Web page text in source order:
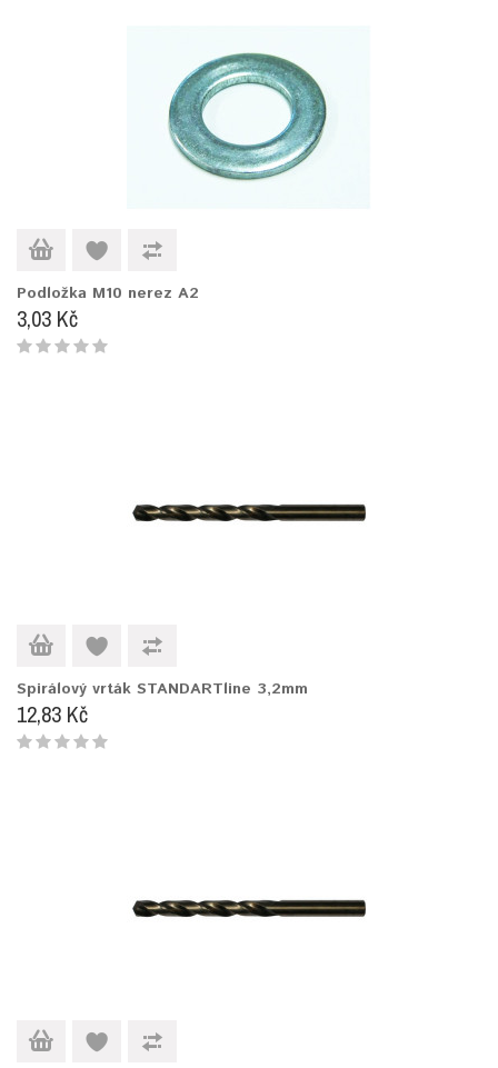
Podložka M10 nerez A2
3,03 Kč
Spirálový vrták STANDARTline 3,2mm
12,83 Kč